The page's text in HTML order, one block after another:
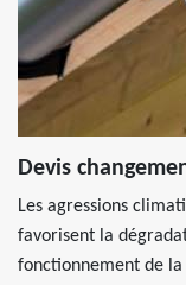
Devis
Les agressions
favorisent la
fonctionnement de